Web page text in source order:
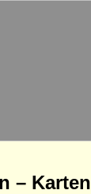
– Karten